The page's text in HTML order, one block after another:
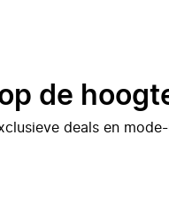
de
deals en